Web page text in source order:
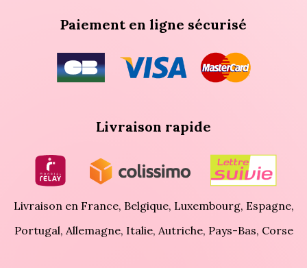
Paiement en ligne sécurisé
Livraison rapide
Livraison en France, Belgique, Luxembourg, Espagne,
Portugal, Allemagne, Italie, Autriche, Pays-Bas, Corse